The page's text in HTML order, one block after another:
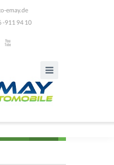
emay.de
-911 94 10
X